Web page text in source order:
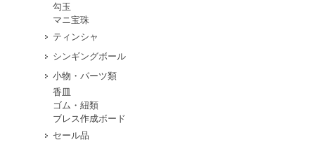
勾玉
マニ宝珠
ティンシャ
シンギングボール
小物・パーツ類
香皿
ゴム・紐類
ブレス作成ボード
セール品